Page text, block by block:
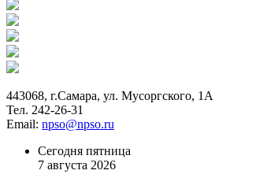
443068, г.Самара, ул. Мусоргского, 1А
Тел. 242-26-31
Email: npso@npso.ru
Сегодня пятница
7 августа 2026